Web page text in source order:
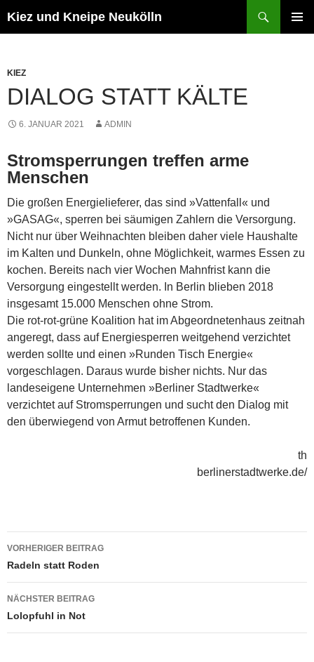
Inhalt
Kiez und Kneipe Neukölln
KIEZ
DIALOG STATT KÄLTE
6. JANUAR 2021 ADMIN
Stromsperrungen treffen arme
Menschen
Die großen Energielieferer, das sind »Vattenfall« und
»GASAG«, sperren bei säumigen Zahlern die Versorgung.
Nicht nur über Weihnachten bleiben daher viele Haushalte
im Kalten und Dunkeln, ohne Möglichkeit, warmes Essen zu
kochen. Bereits nach vier Wochen Mahnfrist kann die
Versorgung eingestellt werden. In Berlin blieben 2018
insgesamt 15.000 Menschen ohne Strom.
Die rot-rot-grüne Koalition hat im Abgeordnetenhaus zeitnah
angeregt, dass auf Energiesperren weitgehend verzichtet
werden sollte und einen »Runden Tisch Energie«
vorgeschlagen. Daraus wurde bisher nichts. Nur das
landeseigene Unternehmen »Berliner Stadtwerke«
verzichtet auf Stromsperrungen und sucht den Dialog mit
den überwiegend von Armut betroffenen Kunden.
th
berlinerstadtwerke.de/
Beitragsnavigation
VORHERIGER BEITRAG
Radeln statt Roden
NÄCHSTER BEITRAG
Lolopfuhl in Not